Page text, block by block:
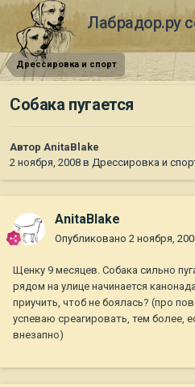
Лабрадор.ру
Дрессировка и спорт
Собака пугается
Автор AnitaBlake
2 ноября, 2008 в Дрессировка и
AnitaBlake
Опубликовано 2 ноября,
Щенку 9 месяцев. Собака сильно
рядом на улице начинается
приучить, чтоб не боялась? (про
успеваю среагировать, тем более,
внезапно)